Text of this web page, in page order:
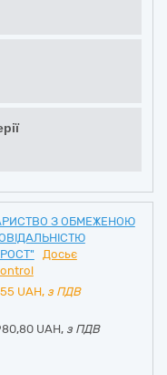
З ОБМЕЖЕНОЮ
Досьє
UAH, з ПДВ
UAH, з ПДВ